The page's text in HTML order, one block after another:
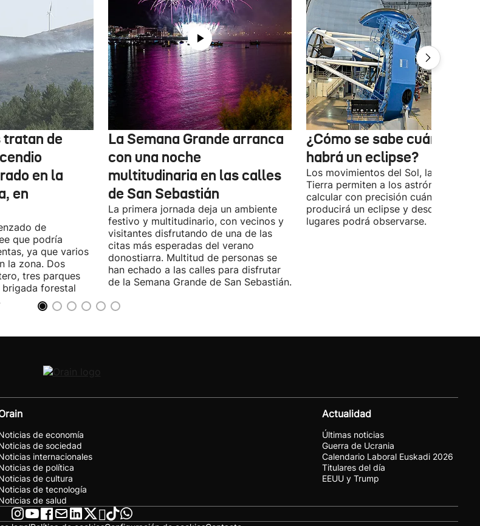
tratan de
en la
en
de
que podría
ya que varios
la zona. Dos
tres parques
forestal
La Semana Grande arranca
con una noche
multitudinaria en las calles
de San Sebastián
La primera jornada deja un ambiente
festivo y multitudinario, con vecinos y
visitantes disfrutando de una de las
citas más esperadas del verano
donostiarra. Multitud de personas se
han echado a las calles para disfrutar
de la Semana Grande de San Sebastián.
¿Cómo se sabe cuándo
habrá un eclipse?
Los movimientos del Sol, la Luna y la
Tierra permiten a los astrónomos
calcular con precisión cuándo se
producirá un eclipse y desde qué
lugares podrá observarse.
de economía
de sociedad
internacionales
de política
de cultura
de tecnología
de salud
Actualidad
Últimas noticias
Guerra de Ucrania
Calendario Laboral Euskadi 2026
Titulares del día
EEUU y Trump